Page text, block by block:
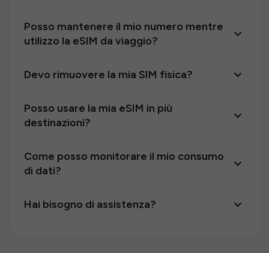
Posso mantenere il mio numero mentre
utilizzo la eSIM da viaggio?
Devo rimuovere la mia SIM fisica?
Posso usare la mia eSIM in più
destinazioni?
Come posso monitorare il mio consumo
di dati?
Hai bisogno di assistenza?